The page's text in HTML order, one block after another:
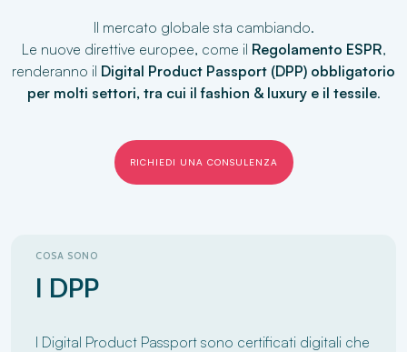
Il mercato globale sta cambiando.
Le nuove direttive europee, come il Regolamento ESPR,
renderanno il Digital Product Passport (DPP) obbligatorio
per molti settori, tra cui il fashion & luxury e il tessile.
RICHIEDI UNA CONSULENZA
COSA SONO
I DPP
I Digital Product Passport sono certificati digitali che